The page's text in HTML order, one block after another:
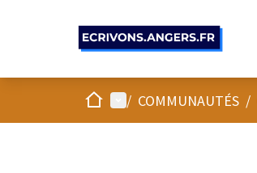
AccueilMenu principal
/ COMMUNAUTÉS /